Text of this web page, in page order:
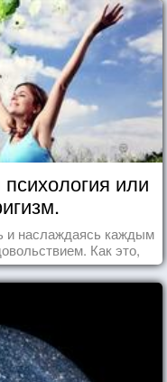
или
и наслаждаясь каждым
Как это,
примерах.